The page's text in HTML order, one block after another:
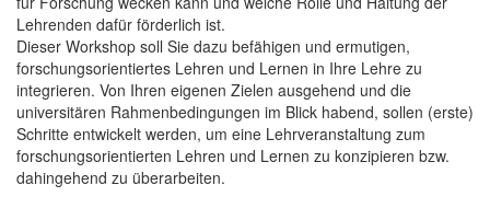
Lehrenden dafür förderlich ist.
Dieser Workshop soll Sie dazu befähigen und ermutigen,
forschungsorientiertes Lehren und Lernen in Ihre Lehre zu
integrieren. Von Ihren eigenen Zielen ausgehend und die
universitären Rahmenbedingungen im Blick habend, sollen (erste)
Schritte entwickelt werden, um eine Lehrveranstaltung zum
forschungsorientierten Lehren und Lernen zu konzipieren bzw.
dahingehend zu überarbeiten.